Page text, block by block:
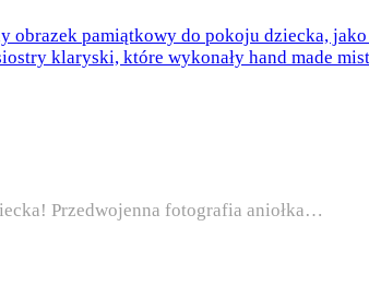
Przedwojenna fotografia aniołka…